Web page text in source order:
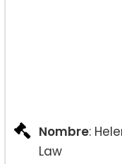
Nombre:
Law